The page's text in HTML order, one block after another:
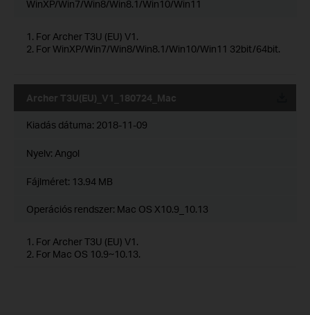
WinXP/Win7/Win8/Win8.1/Win10/Win11
1. For Archer T3U (EU) V1.
2. For WinXP/Win7/Win8/Win8.1/Win10/Win11 32bit/64bit.
Archer T3U(EU)_V1_180724_Mac
Kiadás dátuma: 2018-11-09
Nyelv: Angol
Fájlméret: 13.94 MB
Operációs rendszer: Mac OS X10.9_10.13
1. For Archer T3U (EU) V1.
2. For Mac OS 10.9~10.13.